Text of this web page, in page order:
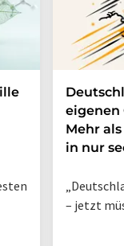
eigenen
Mehr
in nur
– jetzt